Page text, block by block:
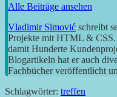
Alle Beiträge ansehen
Vladimir Simović schreibt
Projekte mit HTML & CSS.
damit Hunderte
Blogartikeln hat er auch
Fachbücher veröffentlicht
Schlagwörter: treffen